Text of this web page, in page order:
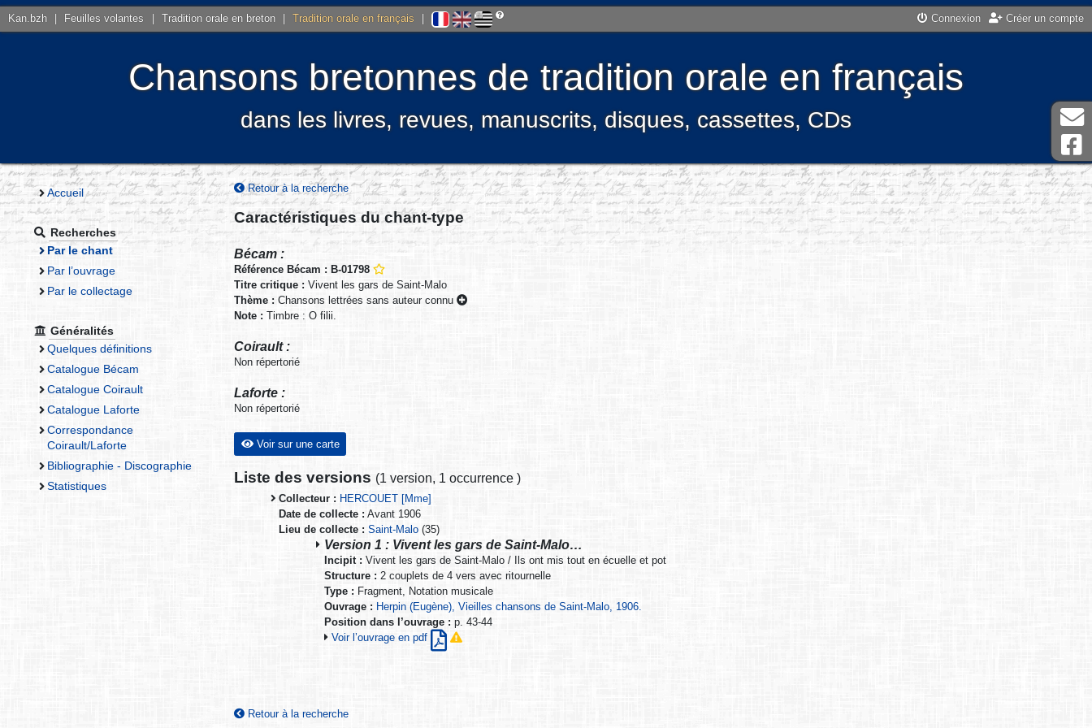
Kan.bzh Feuilles volantes Tradition orale en breton Tradition orale en français Connexion Créer un compte
Chansons bretonnes de tradition orale en français
dans les livres, revues, manuscrits, disques, cassettes, CDs
Accueil
Recherches
Par le chant
Par l’ouvrage
Par le collectage
Généralités
Quelques définitions
Catalogue Bécam
Catalogue Coirault
Catalogue Laforte
Correspondance
Coirault/Laforte
Bibliographie - Discographie
Statistiques
Retour à la recherche
Caractéristiques du chant-type
Bécam :
Référence Bécam : B-01798
Titre critique : Vivent les gars de Saint-Malo
Thème : Chansons lettrées sans auteur connu
Note : Timbre : O filii.
Coirault :
Non répertorié
Laforte :
Non répertorié
Voir sur une carte
Liste des versions (1 version, 1 occurrence )
Collecteur : HERCOUET [Mme]
Date de collecte : Avant 1906
Lieu de collecte : Saint-Malo (35)
Version 1 : Vivent les gars de Saint-Malo…
Incipit : Vivent les gars de Saint-Malo / Ils ont mis tout en écuelle et pot
Structure :2 couplets de 4 vers avec ritournelle
Type :Fragment, Notation musicale
Ouvrage : Herpin (Eugène), Vieilles chansons de Saint-Malo, 1906.
Position dans l’ouvrage :p. 43-44
Voir l’ouvrage en pdf
Retour à la recherche